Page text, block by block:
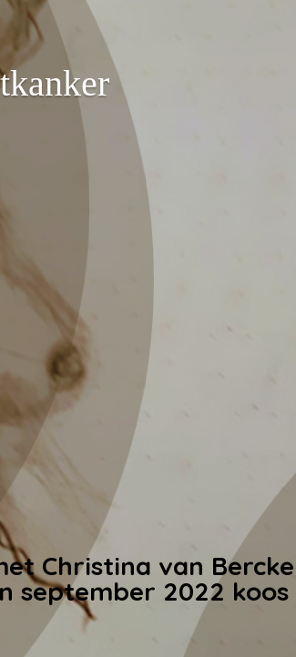
Christina van
september 2022